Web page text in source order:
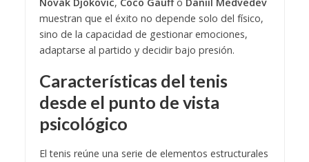
muestran que el éxito no depende solo del físico,
sino de la capacidad de gestionar emociones,
adaptarse al partido y decidir bajo presión.
Características del tenis
desde el punto de vista
psicológico
El tenis reúne una serie de elementos estructurales